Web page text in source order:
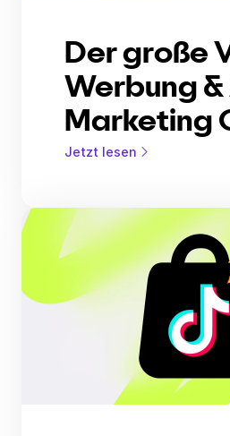
Der große
Werbung &
Marketing
Jetzt lesen